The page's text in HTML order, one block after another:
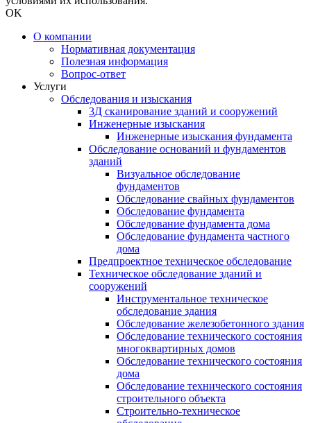
OK
О компании
Нормативная документация
Полезная информация
Вопрос-ответ
Услуги
Обследования и изыскания
3Д сканирование зданий и сооружений
Инженерные изыскания
Инженерные изыскания фундамента
Обследование оснований и фундаментов
зданий
Визуальное обследование
фундаментов
Обследование свайных фундаментов
Обследование фундамента
Обследование фундамента дома
Обследование фундамента частного
дома
Предпроектное техническое обследование
Техническое обследование зданий и
сооружений
Инструментальное техническое
обследование здания
Обследование железобетонного здания
Обследование технического состояния
многоквартирных домов
Обследование технического состояния
дома
Обследование технического состояния
строительного объекта
Строительно-техническое